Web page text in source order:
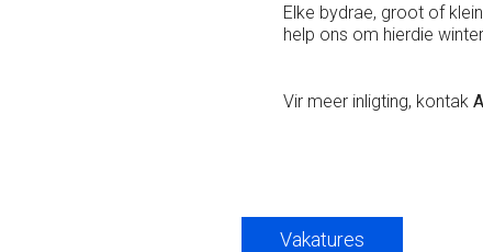
Elke bydrae, groot of
help ons om hierdie
Vir meer inligting, kontak
Vakatures